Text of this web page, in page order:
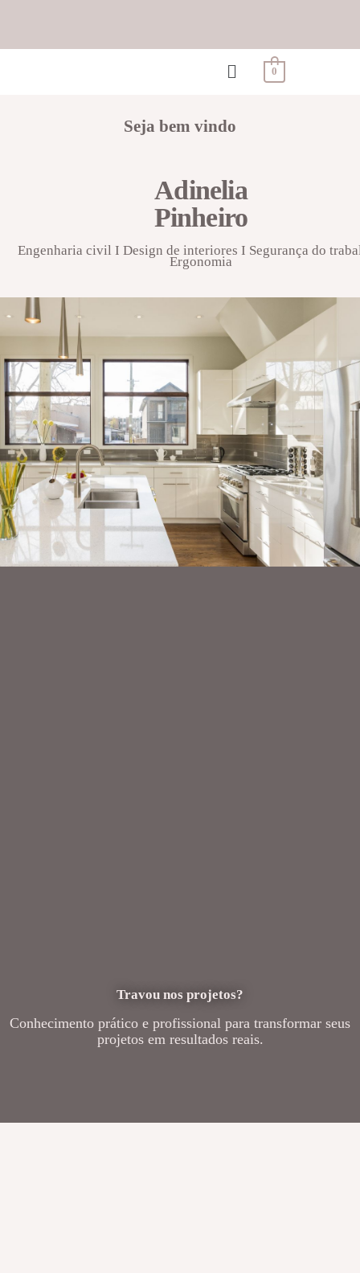
0
Seja bem vindo
Adinelia
Pinheiro
Engenharia civil I Design de interiores I Segurança do
Ergonomia
Travou nos projetos?
Conhecimento prático e profissional para transformar seus
projetos em resultados reais.